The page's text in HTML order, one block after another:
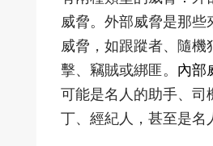
威脅。外部威脅是那些
威脅，如跟蹤者、隨機
擊、竊賊或綁匪。 內部
可能是名人的助手、司
丁、經紀人，甚至是名